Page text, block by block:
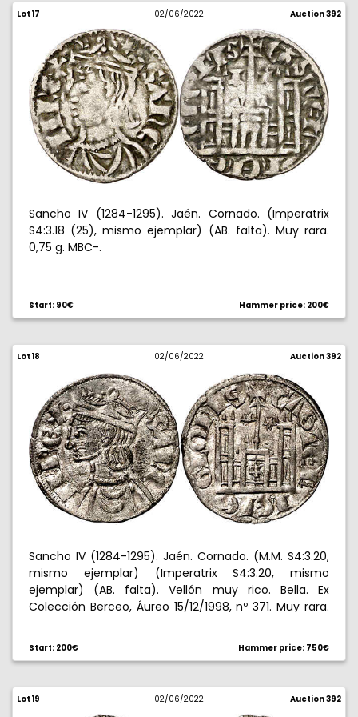
Lot 17 02/06/2022 Auction 392
Sancho IV (1284-1295). Jaén. Cornado. (Imperatrix
S4:3.18 (25), mismo ejemplar) (AB. falta). Muy rara.
0,75 g. MBC-.
Start: 90€ Hammer price: 200€
Lot 18 02/06/2022 Auction 392
Sancho IV (1284-1295). Jaén. Cornado. (M.M. S4:3.20,
mismo ejemplar) (Imperatrix S4:3.20, mismo
ejemplar) (AB. falta). Vellón muy rico. Bella. Ex
Colección Berceo, Áureo 15/12/1998, nº 371. Muy rara.
Start: 200€ Hammer price: 750€
Lot 19 02/06/2022 Auction 392